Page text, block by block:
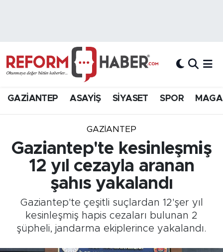
GAZİANTEP ASAYİŞ SİYASET SPOR
GAZIANTEP
Gaziantep'te kesinleşmiş
12 yıl cezayla aranan
şahıs yakalandı
Gaziantep'te çeşitli suçlardan 12'şer yıl
kesinleşmiş hapis cezaları bulunan 2
şüpheli, jandarma ekiplerince yakalandı.
Hava Durumu
Süper Lig Puan Durumu ve Fikstür
Tüm Manşetler
Son Dakika Haberleri
Haber Arşivi